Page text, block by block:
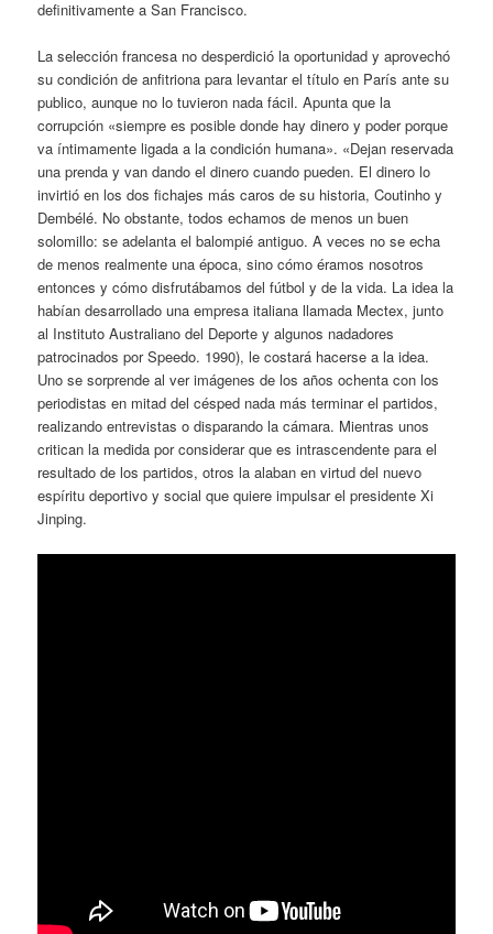
definitivamente a San Francisco.
La selección francesa no desperdició la oportunidad y aprovechó
su condición de anfitriona para levantar el título en París ante su
publico, aunque no lo tuvieron nada fácil. Apunta que la
corrupción «siempre es posible donde hay dinero y poder porque
va íntimamente ligada a la condición humana». «Dejan reservada
una prenda y van dando el dinero cuando pueden. El dinero lo
invirtió en los dos fichajes más caros de su historia, Coutinho y
Dembélé. No obstante, todos echamos de menos un buen
solomillo: se adelanta el balompié antiguo. A veces no se echa
de menos realmente una época, sino cómo éramos nosotros
entonces y cómo disfrutábamos del fútbol y de la vida. La idea la
habían desarrollado una empresa italiana llamada Mectex, junto
al Instituto Australiano del Deporte y algunos nadadores
patrocinados por Speedo. 1990), le costará hacerse a la idea.
Uno se sorprende al ver imágenes de los años ochenta con los
periodistas en mitad del césped nada más terminar el partidos,
realizando entrevistas o disparando la cámara. Mientras unos
critican la medida por considerar que es intrascendente para el
resultado de los partidos, otros la alaban en virtud del nuevo
espíritu deportivo y social que quiere impulsar el presidente Xi
Jinping.